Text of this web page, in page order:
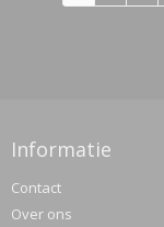
Informatie
Contact
Over ons